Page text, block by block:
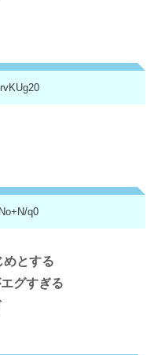
q0
めとする
グすぎる